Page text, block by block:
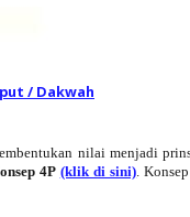
/ Dakwah
nilai menjadi
4P (klik di sini).